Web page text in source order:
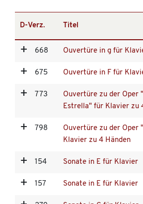
D-Verz. Titel
668 Ouvertüre in g für
675 Ouvertüre in F für
773
Ouvertüre zu der Oper
Estrella" für Klavier zu
798
Ouvertüre zu der Oper
Klavier zu 4 Händen
154 Sonate in E für Klavier
157 Sonate in E für Klavier